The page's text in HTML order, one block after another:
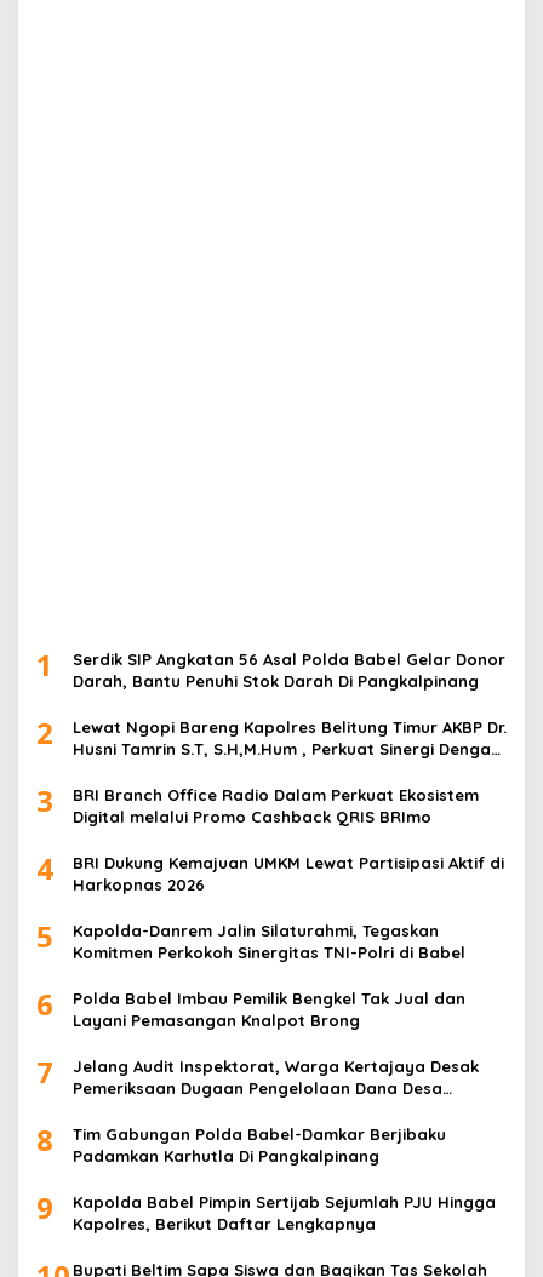
1
Serdik SIP Angkatan 56 Asal Polda Babel Gelar Donor
Darah, Bantu Penuhi Stok Darah Di Pangkalpinang
2
Lewat Ngopi Bareng Kapolres Belitung Timur AKBP Dr.
Husni Tamrin S.T, S.H,M.Hum , Perkuat Sinergi Dengan
3
BRI Branch Office Radio Dalam Perkuat Ekosistem
Digital melalui Promo Cashback QRIS BRImo
4
BRI Dukung Kemajuan UMKM Lewat Partisipasi Aktif di
Harkopnas 2026
5
Kapolda-Danrem Jalin Silaturahmi, Tegaskan
Komitmen Perkokoh Sinergitas TNI-Polri di Babel
6
Polda Babel Imbau Pemilik Bengkel Tak Jual dan
Layani Pemasangan Knalpot Brong
7
Jelang Audit Inspektorat, Warga Kertajaya Desak
Pemeriksaan Dugaan Pengelolaan Dana Desa
8
Tim Gabungan Polda Babel-Damkar Berjibaku
Padamkan Karhutla Di Pangkalpinang
9
Kapolda Babel Pimpin Sertijab Sejumlah PJU Hingga
Kapolres, Berikut Daftar Lengkapnya
Bupati Beltim Sapa Siswa dan Bagikan Tas Sekolah